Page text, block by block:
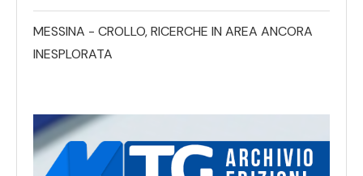
MESSINA - CROLLO, RICERCHE IN AREA ANCORA
INESPLORATA